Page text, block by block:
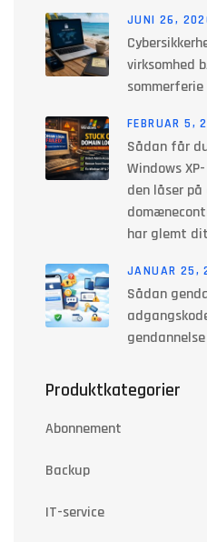
JUNI 26,
virksomhed
sommerferie
FEBRUAR 5,
Sådan får
Windows
den låser
har glemt
JANUAR 25,
Sådan
Produktkategorier
Abonnement
Backup
IT-service